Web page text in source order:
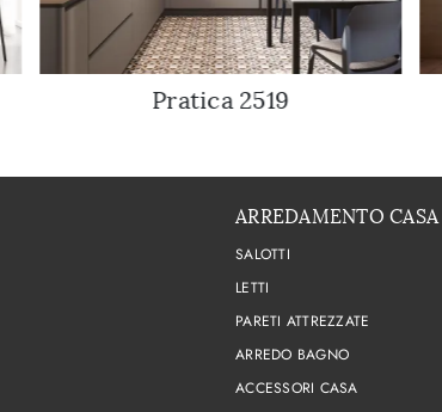
Pratica 2519
ARREDAMENTO CASA
SALOTTI
LETTI
PARETI ATTREZZATE
ARREDO BAGNO
ACCESSORI CASA